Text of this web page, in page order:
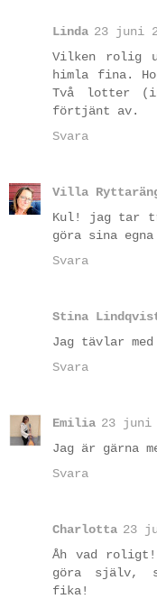
Linda 23 juni
Vilken rolig
himla fina.
Två lotter
förtjänt av.
Svara
Villa
Kul! jag tar
göra sina
Svara
Stina
Jag tävlar
Svara
Emilia 23 juni
Jag är gärna
Svara
Charlotta 23
Åh vad roligt!
göra själv,
fika!